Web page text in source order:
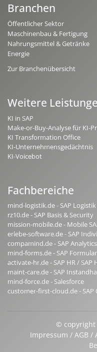
Branchen
Öffentlicher Sektor
Maschinenbau & Fertigung
Nahrungsmittel & Getränke
Energie
Zur Branchenübersicht
Weitere
KI in SAP
Make-or-Buy-Analyse für KI-
KI Transformation Office
KI-Unternehmensgedächtnis
KI-Voicebot
Fachbereiche
mind-logistik.de - SAP
rz10.de - SAP Basis & Security
mission-mobile.de - Mobile
erlebe-software.de - SAP
compamind.de - SAP Analytics
mind-forms.de - SAP
activate-hr.de - SAP HR / SAP
maint-care.de - SAP
mind-force.de - Salesforce
customer-first-cloud.de -
© copyright
Impressum
AGB